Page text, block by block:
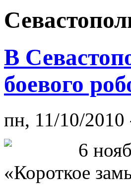
В
боевого
пн, 11/10/2010
6
«Короткое